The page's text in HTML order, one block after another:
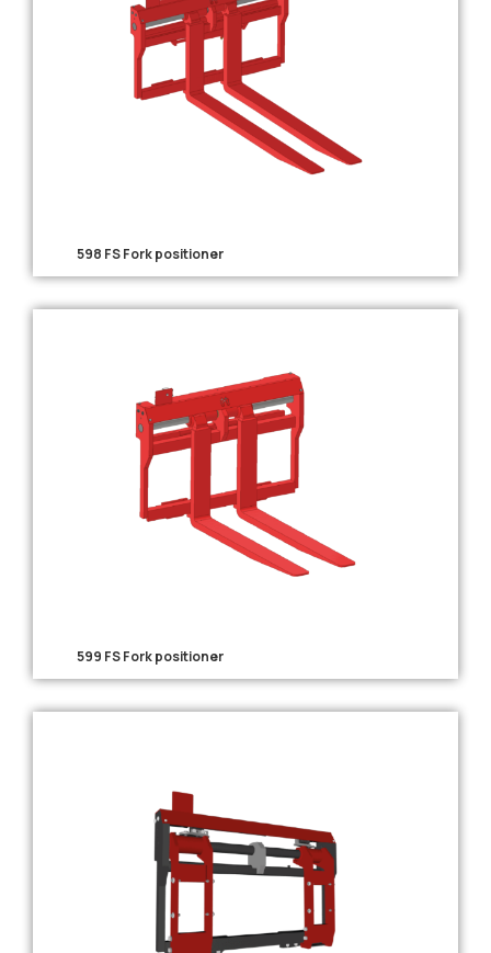
598 FS Fork positioner
599 FS Fork positioner